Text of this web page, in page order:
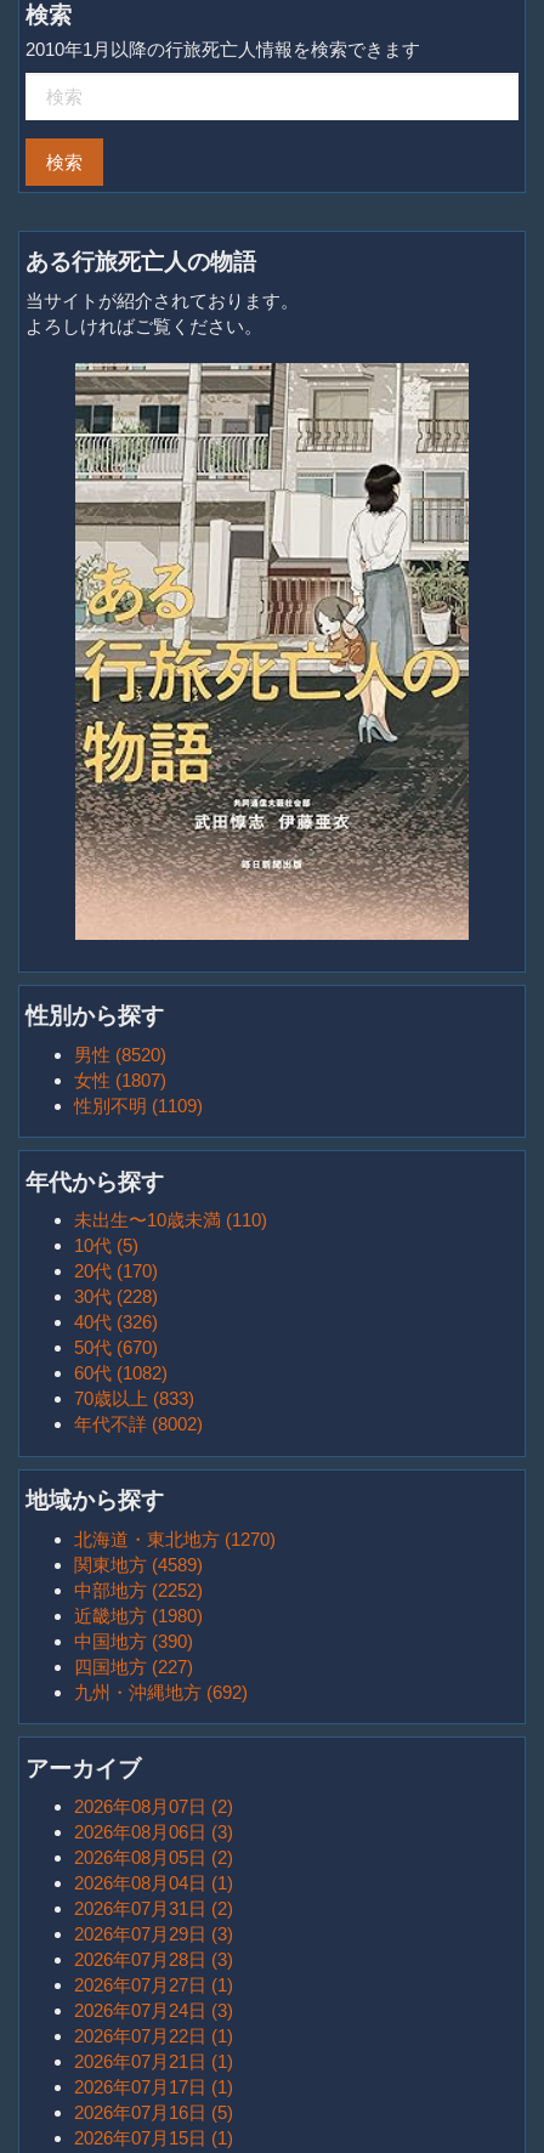
検索
2010年1月以降の行旅死亡人情報を検索できます
ある行旅死亡人の物語
当サイトが紹介されております。
よろしければご覧ください。
性別から探す
男性 (8520)
女性 (1807)
性別不明 (1109)
年代から探す
未出生〜10歳未満 (110)
10代 (5)
20代 (170)
30代 (228)
40代 (326)
50代 (670)
60代 (1082)
70歳以上 (833)
年代不詳 (8002)
地域から探す
北海道・東北地方 (1270)
関東地方 (4589)
中部地方 (2252)
近畿地方 (1980)
中国地方 (390)
四国地方 (227)
九州・沖縄地方 (692)
アーカイブ
2026年08月07日 (2)
2026年08月06日 (3)
2026年08月05日 (2)
2026年08月04日 (1)
2026年07月31日 (2)
2026年07月29日 (3)
2026年07月28日 (3)
2026年07月27日 (1)
2026年07月24日 (3)
2026年07月22日 (1)
2026年07月21日 (1)
2026年07月17日 (1)
2026年07月16日 (5)
2026年07月15日 (1)